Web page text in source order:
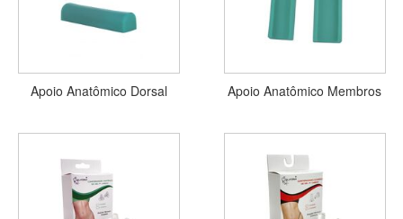
Apoio Anatômico Dorsal Apoio Anatômico Membros